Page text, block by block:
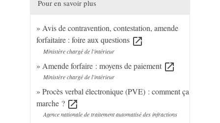
Pour en savoir plus
Avis de contravention, contestation, amende
forfaitaire : foire aux questions open_in_new
Ministère chargé de l'intérieur
Amende forfaire : moyens de paiement open_in_new
Ministère chargé de l'intérieur
Procès verbal électronique (PVE) : comment ça
marche ? open_in_new
Agence nationale de traitement automatisé des infractions